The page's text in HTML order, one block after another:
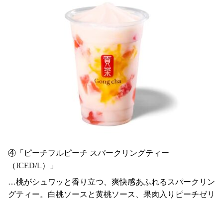
④「ピーチフルピーチ スパークリングティー
（ICED/L）」
…桃がシュワッと香り立つ、爽快感あふれるスパークリン
グティー。白桃ソースと黄桃ソース、果肉入りピーチゼリ